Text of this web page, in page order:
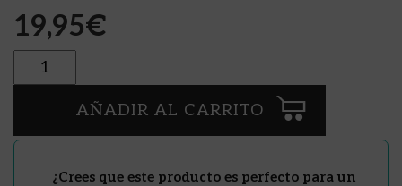
19,95€
Cantidad
AÑADIR AL CARRITO
¿Crees que este producto es perfecto para un